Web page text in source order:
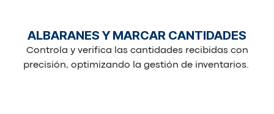
ALBARANES Y MARCAR CANTIDADES
Controla y verifica las cantidades recibidas con
precisión, optimizando la gestión de inventarios.